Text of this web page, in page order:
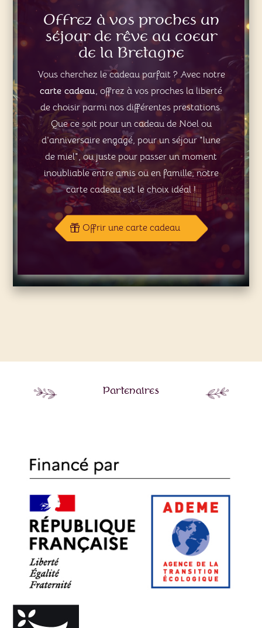
Offrez à vos proches un
séjour de rêve au coeur
de la Bretagne
Vous cherchez le cadeau parfait ? Avec notre
carte cadeau, offrez à vos proches la liberté
de choisir parmi nos différentes prestations.
Que ce soit pour un cadeau de Nöel ou
d'anniversaire engagé, pour un séjour "lune
de miel", ou juste pour passer un moment
inoubliable entre amis ou en famille, notre
carte cadeau est le choix idéal !
Offrir une carte cadeau
Partenaires